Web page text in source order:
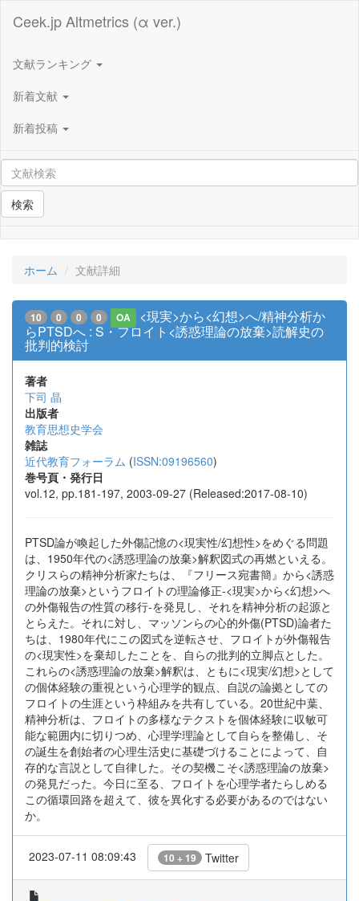
Ceek.jp Altmetrics (α ver.)
文献ランキング
新着文献
新着投稿
検索
ホーム 文献詳細
10 0 0 0 OA
<現実>から<幻想>へ/精神分析か
らPTSDへ : S・フロイト<誘惑理論の放棄>読解史の
批判的検討
著者
下司 晶
出版者
教育思想史学会
雑誌
近代教育フォーラム (ISSN:09196560)
巻号頁・発行日
vol.12, pp.181-197, 2003-09-27 (Released:2017-08-10)
PTSD論が喚起した外傷記憶の<現実性/幻想性>をめぐる問題
は、1950年代の<誘惑理論の放棄>解釈図式の再燃といえる。
クリスらの精神分析家たちは、『フリース宛書簡』から<誘惑
理論の放棄>というフロイトの理論修正-<現実>から<幻想>へ
の外傷報告の性質の移行-を発見し、それを精神分析の起源と
とらえた。それに対し、マッソンらの心的外傷(PTSD)論者た
ちは、1980年代にこの図式を逆転させ、フロイトが外傷報告
の<現実性>を棄却したことを、自らの批判的立脚点とした。
これらの<誘惑理論の放棄>解釈は、ともに<現実/幻想>として
の個体経験の重視という心理学的観点、自説の論拠としての
フロイトの生涯という枠組みを共有している。20世紀中葉、
精神分析は、フロイトの多様なテクストを個体経験に収敏可
能な範囲内に切りつめ、心理学理論として自らを整備し、そ
の誕生を創始者の心理生活史に基礎づけることによって、自
存的な言説として自律した。その契機こそ<誘惑理論の放棄>
の発見だった。今日に至る、フロイトを心理学者たらしめる
この循環回路を超えて、彼を異化する必要があるのではない
か。
2023-07-11 08:09:43 10 + 19 Twitter